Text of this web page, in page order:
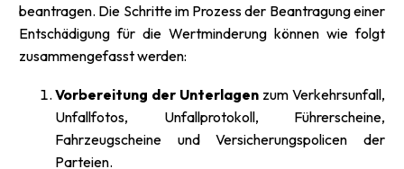
beantragen. Die Schritte im Prozess der Beantragung einer
Entschädigung für die Wertminderung können wie folgt
zusammengefasst werden:
Vorbereitung der Unterlagen zum Verkehrsunfall,
Unfallfotos, Unfallprotokoll, Führerscheine,
Fahrzeugscheine und Versicherungspolicen der
Parteien.